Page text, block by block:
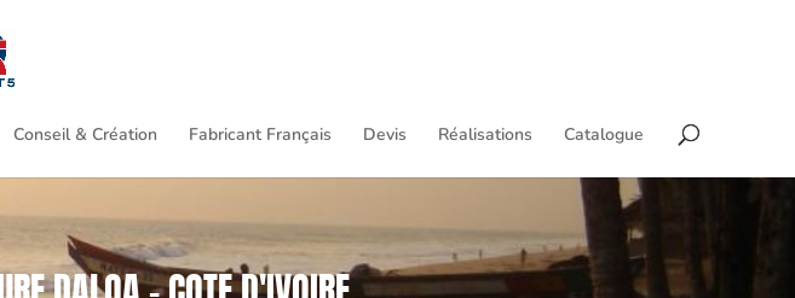
Conseil & Création Fabricant Français Devis Réalisations Catalogue